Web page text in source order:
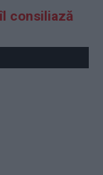
consiliază